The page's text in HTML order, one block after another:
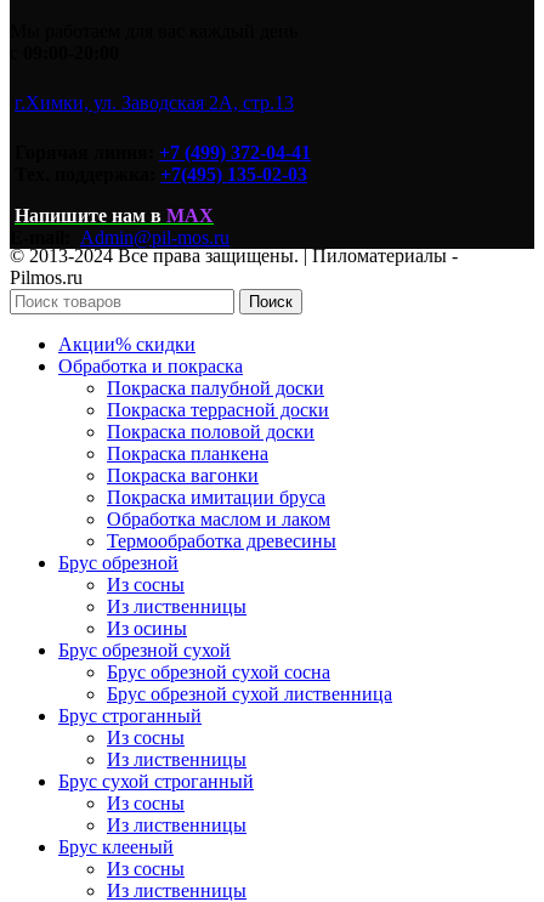
г.Химки, ул. Заводская 2А, стр.13
+7 (499) 372-04-41
+7(495) 135-02-03
Напишите нам в MAX
Admin@pil-mos.ru
© 2013-2024 Все права защищены. | Пиломатериалы -
Pilmos.ru
Поиск
Акции% скидки
Обработка и покраска
Покраска палубной доски
Покраска террасной доски
Покраска половой доски
Покраска планкена
Покраска вагонки
Покраска имитации бруса
Обработка маслом и лаком
Термообработка древесины
Брус обрезной
Из сосны
Из лиственницы
Из осины
Брус обрезной сухой
Брус обрезной сухой сосна
Брус обрезной сухой лиственница
Брус строганный
Из сосны
Из лиственницы
Брус сухой строганный
Из сосны
Из лиственницы
Брус клееный
Из сосны
Из лиственницы